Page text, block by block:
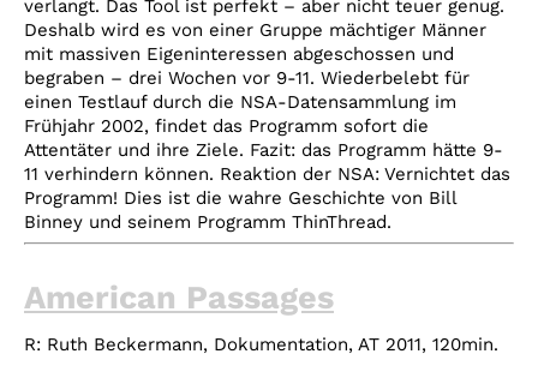
verlangt. Das Tool ist perfekt – aber nicht teuer genug.
Deshalb wird es von einer Gruppe mächtiger Männer
mit massiven Eigeninteressen abgeschossen und
begraben – drei Wochen vor 9-11. Wiederbelebt für
einen Testlauf durch die NSA-Datensammlung im
Frühjahr 2002, findet das Programm sofort die
Attentäter und ihre Ziele. Fazit: das Programm hätte 9-
11 verhindern können. Reaktion der NSA: Vernichtet das
Programm! Dies ist die wahre Geschichte von Bill
Binney und seinem Programm ThinThread.
American Passages
R: Ruth Beckermann, Dokumentation, AT 2011, 120min.